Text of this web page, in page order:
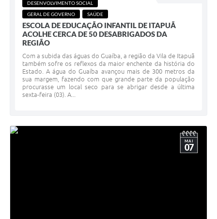
DESENVOLVIMENTO SOCIAL
GERAL DE GOVERNO
SAÚDE
ESCOLA DE EDUCAÇÃO INFANTIL DE ITAPUÃ
ACOLHE CERCA DE 50 DESABRIGADOS DA
REGIÃO
Com a subida das águas do Guaíba, a região da Vila de Itapuã
também sofre os reflexos da maior enchente da história do
Estado. A água do Guaíba avançou mais de 300 metros da
sua margem, fazendo com que grande parte da população
procurasse um local seco para se abrigar desde a última
sexta-feira (03). A...
MAI
07